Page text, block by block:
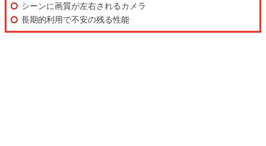
シーンに画質が左右されるカメラ
長期的利用で不安の残る性能